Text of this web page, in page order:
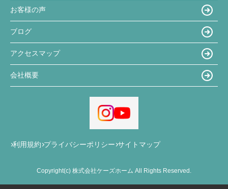
お客様の声
ブログ
アクセスマップ
会社概要
利用規約 プライバシーポリシー サイトマップ
Copyright(c) 株式会社ケーズホーム All Rights Reserved.